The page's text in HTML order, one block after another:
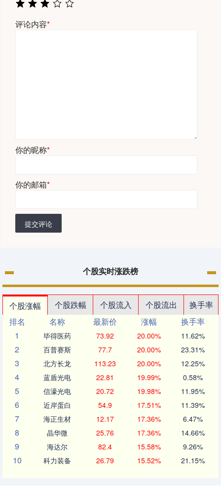
评论内容*
你的昵称*
你的邮箱*
提交评论
个股实时涨跌榜
个股涨幅 个股跌幅 个股流入 个股流出
换手率
排名
名称 最新价 涨幅
换手率
1
毕得医药 73.92 20.00% 11.62%
2 百普赛斯 77.7 20.00% 23.31%
3 北方长龙 113.23 20.00% 12.25%
4 蓝盾光电 22.81 19.99% 0.58%
5 信濠光电 20.72 19.98% 11.95%
6 近岸蛋白 54.9 17.51% 11.39%
7 海正生材 12.17 17.36% 6.47%
8 晶华微 25.76 17.36% 14.66%
9 海达尔 82.4 15.58% 9.26%
10 科力装备 26.79 15.52% 21.15%